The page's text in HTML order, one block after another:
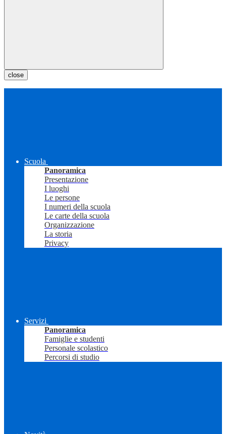
close
Scuola
Panoramica
Presentazione
I luoghi
Le persone
I numeri della scuola
Le carte della scuola
Organizzazione
La storia
Privacy
Servizi
Panoramica
Famiglie e studenti
Personale scolastico
Percorsi di studio